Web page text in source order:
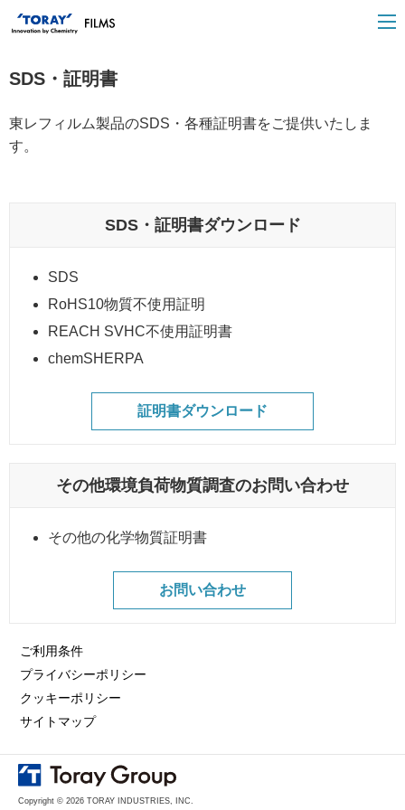
SDS・証明書
東レフィルム製品のSDS・各種証明書をご提供いたしま
す。
SDS・証明書ダウンロード
SDS
RoHS10物質不使用証明
REACH SVHC不使用証明書
chemSHERPA
証明書ダウンロード
その他環境負荷物質調査のお問い合わせ
その他の化学物質証明書
お問い合わせ
ご利用条件
プライバシーポリシー
クッキーポリシー
サイトマップ
Copyright © 2026 TORAY INDUSTRIES, INC.